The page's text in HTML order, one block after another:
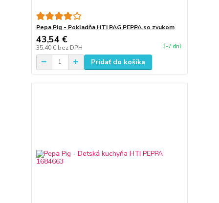
Pepa Pig - Pokladňa HTI PAG PEPPA so zvukom
43,54 €
35,40 € bez DPH 3-7 dní
Pridať do košíka